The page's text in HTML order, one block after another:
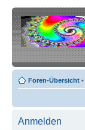
Foren-Übersicht •
Anmelden